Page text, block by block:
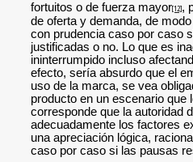
fortuitos o de fuerza mayor[12],
de oferta y demanda, de
con prudencia caso por caso
justificadas o no. Lo que es
ininterrumpido incluso
efecto, sería absurdo que el
uso de la marca, se vea
producto en un escenario que
corresponde que la autoridad
adecuadamente los factores
una apreciación lógica,
caso por caso si las pausas